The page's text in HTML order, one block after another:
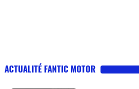
ACTUALITÉ FANTIC MOTOR